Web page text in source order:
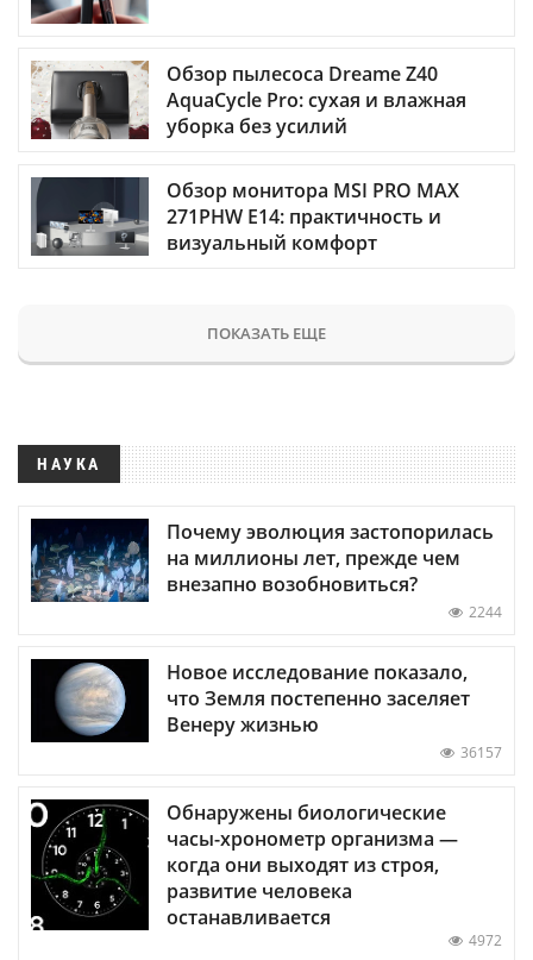
Обзор пылесоса Dreame Z40
AquaCycle Pro: сухая и влажная
уборка без усилий
Обзор монитора MSI PRO MAX
271PHW E14: практичность и
визуальный комфорт
ПОКАЗАТЬ ЕЩЕ
НАУКА
Почему эволюция застопорилась
на миллионы лет, прежде чем
внезапно возобновиться?
2244
Новое исследование показало,
что Земля постепенно заселяет
Венеру жизнью
36157
Обнаружены биологические
часы-хронометр организма —
когда они выходят из строя,
развитие человека
останавливается
4972